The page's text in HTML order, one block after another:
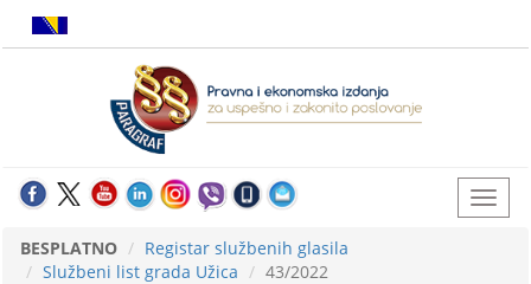
BESPLATNO
Registar službenih glasila
Službeni list grada Užica
43/2022